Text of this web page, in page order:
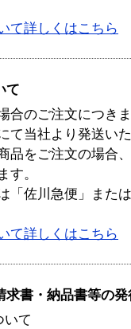
て詳しくはこちら
て
合のご注文につき
て当社より発送い
品をご注文の場合
す。
「佐川急便」また
て詳しくはこちら
求書・納品書等の
いて